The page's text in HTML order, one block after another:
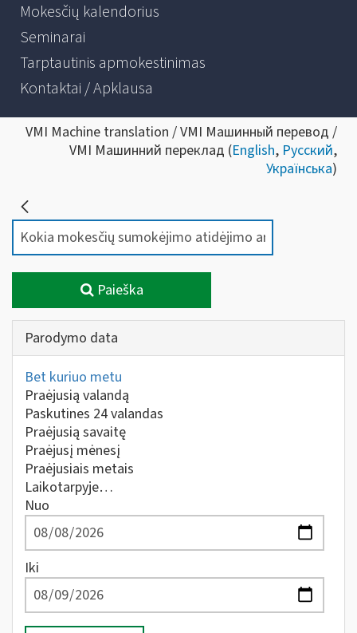
Mokesčių kalendorius
Seminarai
Tarptautinis apmokestinimas
Kontaktai / Apklausa
VMI Machine translation / VMI Машинный перевод /
VMI Машинний переклад (English, Русский,
Українська)
Paieška
Parodymo data
Bet kuriuo metu
Praėjusią valandą
Paskutines 24 valandas
Praėjusią savaitę
Praėjusį mėnesį
Praėjusiais metais
Laikotarpyje…
Nuo
Iki